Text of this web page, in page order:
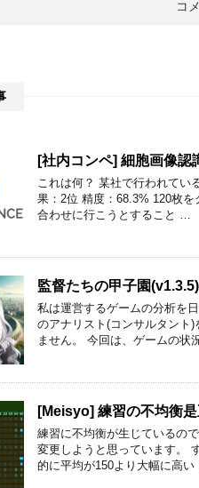
[社内コンペ] 細胞画像認
これは何？ 某社で行われてい
果：2位 精度：68.3% 120枚
合わせに行こうとすること …
監督たちの甲子園
私は運営するゲームの分析を
のアナリスト(コンサルタント
ません。 今回は、ゲームの状
[Meisyo] 練習の不均衡
練習に不均衡が生じているの
変更しようと思っています。
的に平均が150より大幅に高